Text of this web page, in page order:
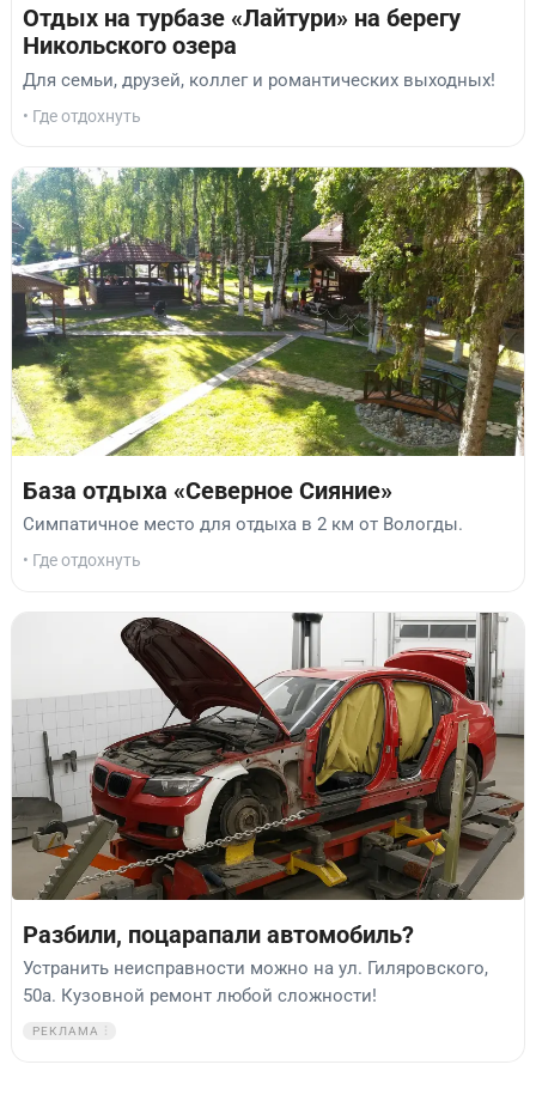
Отдых на турбазе «Лайтури» на берегу
Никольского озера
Для семьи, друзей, коллег и романтических выходных!
• Где отдохнуть
База отдыха «Северное Сияние»
Симпатичное место для отдыха в 2 км от Вологды.
• Где отдохнуть
Разбили, поцарапали автомобиль?
Устранить неисправности можно на ул. Гиляровского,
50а. Кузовной ремонт любой сложности!
РЕКЛАМА